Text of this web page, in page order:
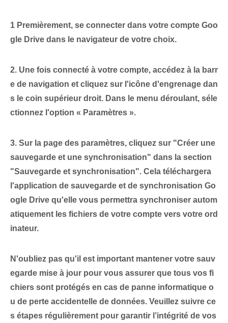
1 Premièrement, se connecter dans votre compte Goo
gle Drive dans le navigateur de votre choix.
2. Une fois connecté à votre compte, accédez à la barr
e de navigation et cliquez sur l'icône d'engrenage dan
s le coin supérieur droit. Dans le menu déroulant⁤, séle
ctionnez l'option « Paramètres ».
3. Sur la page des paramètres, cliquez sur "Créer une
sauvegarde et une synchronisation" dans la section
"Sauvegarde et synchronisation". Cela téléchargera
l'application de sauvegarde et de synchronisation Go
ogle Drive qu'elle vous permettra synchroniser autom
atiquement‍ les fichiers de votre compte vers votre ord
inateur.
N'oubliez pas qu'il est important mantener votre sauv
egarde mise à jour pour vous assurer que tous vos fi
chiers‌ sont protégés en cas de panne informatique⁢ o
u de ⁢perte accidentelle de données. Veuillez suivre ce
s étapes régulièrement pour garantir l’intégrité de vos